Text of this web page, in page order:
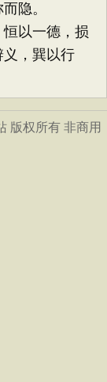
隐。
以一德，损
，巽以行
版权所有 非商用